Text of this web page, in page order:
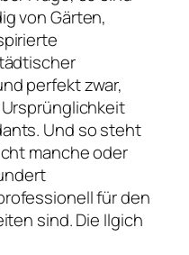
von Gärten,
perfekt zwar,
Und so steht
manche oder
für den
sind. Die Ilgich